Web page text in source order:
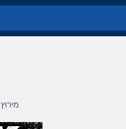
מירוץ